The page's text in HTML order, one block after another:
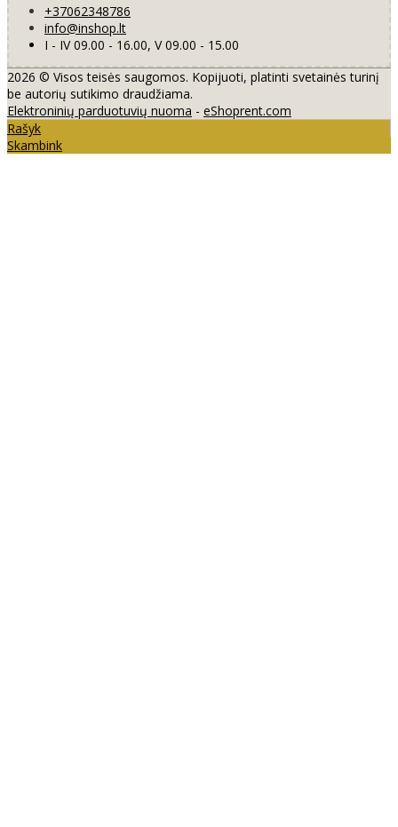
+37062348786
info@inshop.lt
I - IV 09.00 - 16.00, V 09.00 - 15.00
2026 © Visos teisės saugomos. Kopijuoti, platinti svetainės turinį
be autorių sutikimo draudžiama.
Elektroninių parduotuvių nuoma - eShoprent.com
Rašyk
Skambink